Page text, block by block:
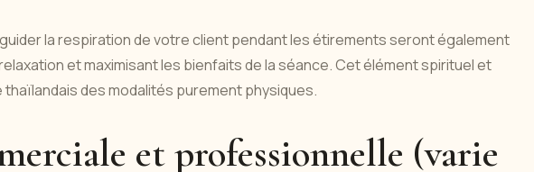
la respiration de votre client pendant les étirements seront également
et maximisant les bienfaits de la séance. Cet élément spirituel et
des modalités purement physiques.
et professionnelle (varie